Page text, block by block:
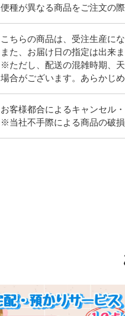
便種が異なる商品をご注文の
こちらの商品は、受注生産に
また、お届け日の指定は出来
※ただし、配送の混雑時期、
場合がございます。あらかじめ
お客様都合によるキャンセル
※当社不手際による商品の破